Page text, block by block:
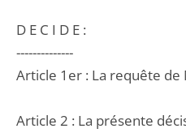
D E C I D E :
--------------
Article 1er : La requête de
Article 2 : La présente